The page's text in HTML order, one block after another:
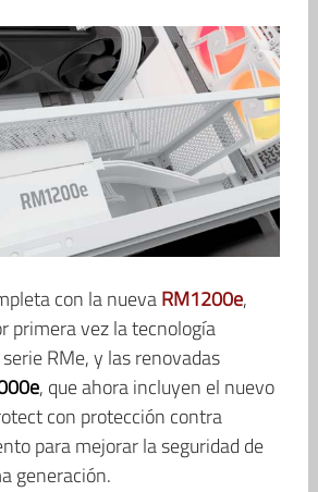
con la nuevaRM1200e,
primera vez la tecnología
RMe, y las renovadas
, que ahora incluyen el nuevo
con protección contra
para mejorar la seguridad de
generación.